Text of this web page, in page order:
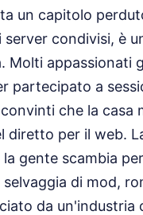
un capitolo
condivisi, è
Molti appassionati
partecipato a
che la casa
diretto per il web.
gente scambia
di mod,
da un'industria